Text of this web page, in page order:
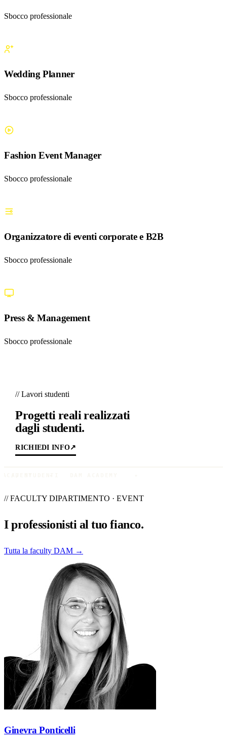
Sbocco professionale
Wedding Planner
Sbocco professionale
Fashion Event Manager
Sbocco professionale
Organizzatore di eventi corporate e B2B
Sbocco professionale
Press & Management
Sbocco professionale
// Lavori studenti
Progetti reali realizzati
dagli studenti.
RICHIEDI INFO↗
—
Resurrection
ACADEMY
// FACULTY DIPARTIMENTO · EVENT
I professionisti altuo fianco.
Tutta la faculty DAM →
Ginevra Ponticelli